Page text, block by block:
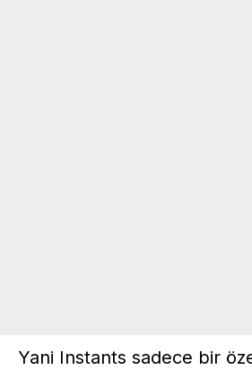
Yani Instants sadece bir